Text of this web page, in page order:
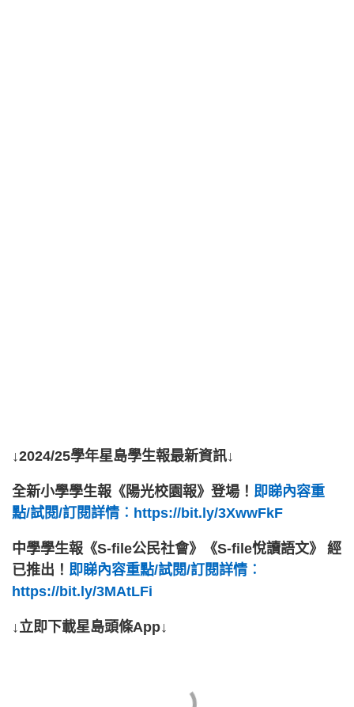
↓2024/25學年星島學生報最新資訊↓
全新小學學生報《陽光校園報》登場！ 即睇內容重
點/試閱/訂閱詳情︰https://bit.ly/3XwwFkF
中學學生報《S-file公民社會》《S-file悅讀語文》 經
已推出！ 即睇內容重點/試閱/訂閱詳情︰
https://bit.ly/3MAtLFi
↓立即下載星島頭條App↓